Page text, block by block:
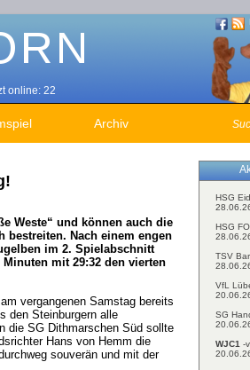
online: 22
Archiv
Weste“ und können auch die
bestreiten. Nach einem engen
im 2. Spielabschnitt
mit 29:32 den vierten
vergangenen Samstag bereits
den Steinburgern alle
die SG Dithmarschen Süd sollte
Hans von Hemm die
souverän und mit der
HSG
HSG
TSV
VfL
SG
WJC1 -